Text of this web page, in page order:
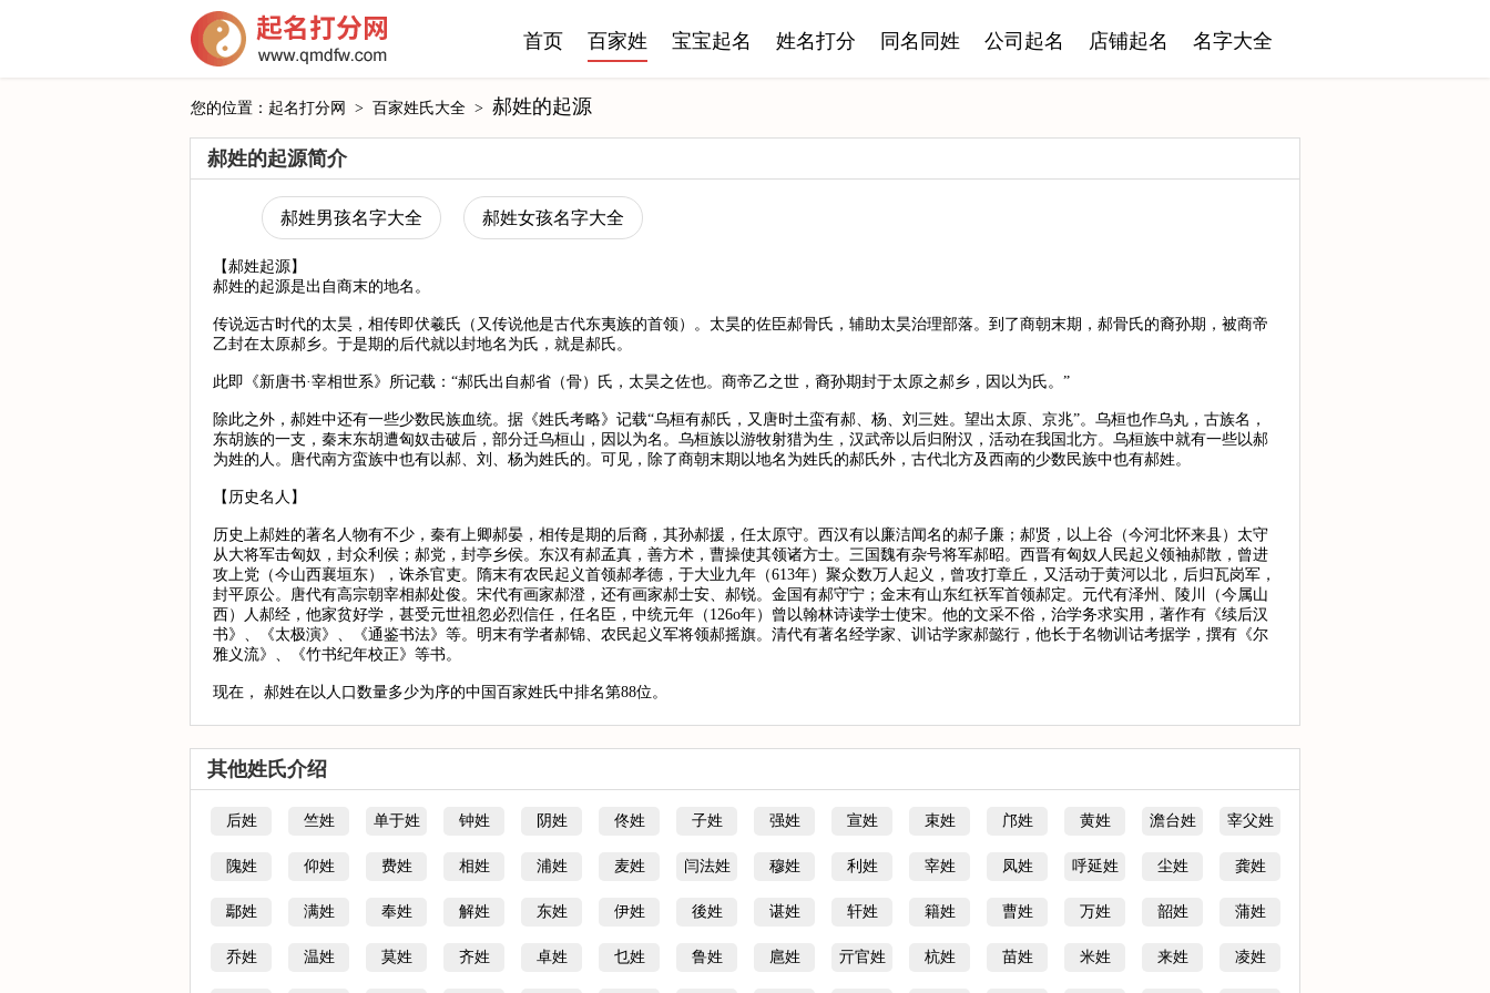
首页 百家姓 宝宝起名 姓名打分 同名同姓 公司起名 店铺起名 名字大全
您的位置： 起名打分网 > 百家姓氏大全 > 郝姓的起源
郝姓的起源简介
郝姓男孩名字大全 郝姓女孩名字大全
【郝姓起源】
郝姓的起源是出自商末的地名。
传说远古时代的太昊，相传即伏羲氏（又传说他是古代东夷族的首领）。太昊的佐臣郝骨氏，辅助太昊治理部落。到了商朝末期，郝骨氏的裔孙期，被商帝
乙封在太原郝乡。于是期的后代就以封地名为氏，就是郝氏。
此即《新唐书·宰相世系》所记载：“郝氏出自郝省（骨）氏，太昊之佐也。商帝乙之世，裔孙期封于太原之郝乡，因以为氏。”
除此之外，郝姓中还有一些少数民族血统。据《姓氏考略》记载“乌桓有郝氏，又唐时土蛮有郝、杨、刘三姓。望出太原、京兆”。乌桓也作乌丸，古族名，
东胡族的一支，秦末东胡遭匈奴击破后，部分迁乌桓山，因以为名。乌桓族以游牧射猎为生，汉武帝以后归附汉，活动在我国北方。乌桓族中就有一些以郝
为姓的人。唐代南方蛮族中也有以郝、刘、杨为姓氏的。可见，除了商朝末期以地名为姓氏的郝氏外，古代北方及西南的少数民族中也有郝姓。
【历史名人】
历史上郝姓的著名人物有不少，秦有上卿郝晏，相传是期的后裔，其孙郝援，任太原守。西汉有以廉洁闻名的郝子廉；郝贤，以上谷（今河北怀来县）太守
从大将军击匈奴，封众利侯；郝党，封亭乡侯。东汉有郝孟真，善方术，曹操使其领诸方士。三国魏有杂号将军郝昭。西晋有匈奴人民起义领袖郝散，曾进
攻上党（今山西襄垣东），诛杀官吏。隋末有农民起义首领郝孝德，于大业九年（613年）聚众数万人起义，曾攻打章丘，又活动于黄河以北，后归瓦岗军，
封平原公。唐代有高宗朝宰相郝处俊。宋代有画家郝澄，还有画家郝士安、郝锐。金国有郝守宁；金末有山东红袄军首领郝定。元代有泽州、陵川（今属山
西）人郝经，他家贫好学，甚受元世祖忽必烈信任，任名臣，中统元年（126o年）曾以翰林诗读学士使宋。他的文采不俗，治学务求实用，著作有《续后汉
书》、《太极演》、《通鉴书法》等。明末有学者郝锦、农民起义军将领郝摇旗。清代有著名经学家、训诂学家郝懿行，他长于名物训诂考据学，撰有《尔
雅义流》、《竹书纪年校正》等书。
现在， 郝姓在以人口数量多少为序的中国百家姓氏中排名第88位。
其他姓氏介绍
后姓 竺姓 单于姓 钟姓 阴姓 佟姓 子姓 强姓 宣姓 束姓 邝姓 黄姓 澹台姓 宰父姓
隗姓 仰姓 费姓 相姓 浦姓 麦姓 闫法姓 穆姓 利姓 宰姓 凤姓 呼延姓 尘姓 龚姓
鄢姓 满姓 奉姓 解姓 东姓 伊姓 後姓 谌姓 轩姓 籍姓 曹姓 万姓 韶姓 蒲姓
乔姓 温姓 莫姓 齐姓 卓姓 乜姓 鲁姓 扈姓 亓官姓 杭姓 苗姓 米姓 来姓 凌姓